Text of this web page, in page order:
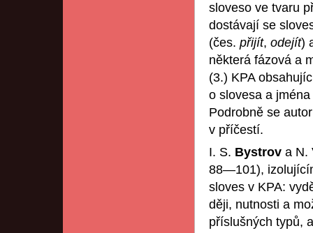
sloveso ve tvaru
dostávají se
(čes. přijít, odejít)
některá fázová a
(3.) KPA
o slovesa a
Podrobně se
v příčestí.
I. S. Bystrov a N.
88—101),
sloves v KPA:
ději, nutnosti a
příslušných typů,